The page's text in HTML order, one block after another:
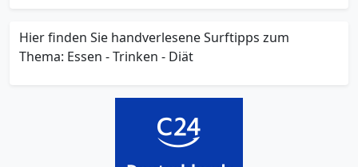
Hier finden Sie handverlesene Surftipps zum
Thema: Essen - Trinken - Diät